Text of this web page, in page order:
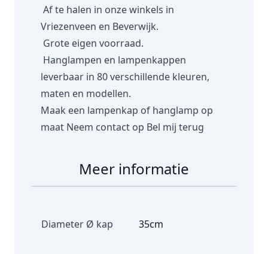
Af te halen in onze winkels in
Vriezenveen en Beverwijk.
Grote eigen voorraad.
Hanglampen en lampenkappen
leverbaar in 80 verschillende kleuren,
maten en modellen.
Maak een lampenkap of hanglamp op
maat Neem contact op Bel mij terug
Meer informatie
Diameter Ø kap 35cm